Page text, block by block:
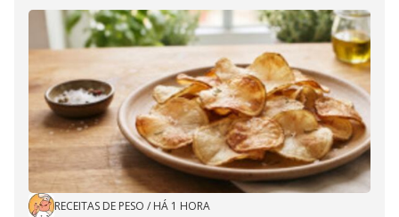
RECEITAS DE PESO / HÁ 1 HORA